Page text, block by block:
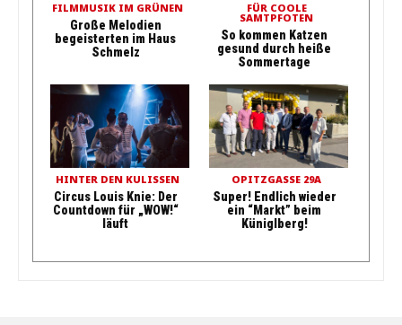
FILMMUSIK IM GRÜNEN
Große Melodien
begeisterten im Haus
Schmelz
FÜR COOLE
SAMTPFOTEN
So kommen Katzen
gesund durch heiße
Sommertage
HINTER DEN KULISSEN
Circus Louis Knie: Der
Countdown für „WOW!“
läuft
OPITZGASSE 29A
Super! Endlich wieder
ein “Markt” beim
Küniglberg!